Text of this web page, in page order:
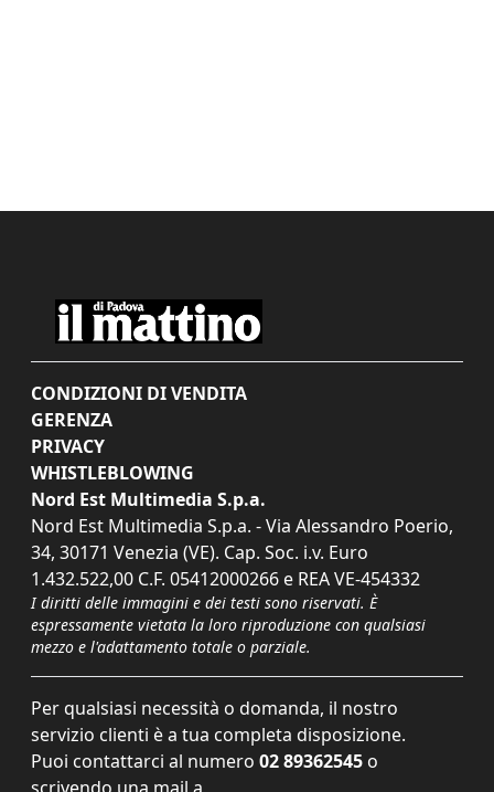
CONDIZIONI DI VENDITA
GERENZA
PRIVACY
WHISTLEBLOWING
Nord Est Multimedia S.p.a.
Nord Est Multimedia S.p.a. - Via Alessandro Poerio,
34, 30171 Venezia (VE). Cap. Soc. i.v. Euro
1.432.522,00 C.F. 05412000266 e REA VE-454332
I diritti delle immagini e dei testi sono riservati. È
espressamente vietata la loro riproduzione con qualsiasi
mezzo e l'adattamento totale o parziale.
Per qualsiasi necessità o domanda, il nostro
servizio clienti è a tua completa disposizione.
Puoi contattarci al numero 02 89362545 o